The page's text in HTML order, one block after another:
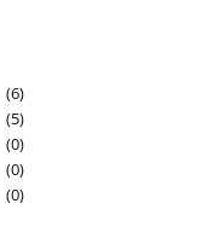
(6)
(5)
(0)
(0)
(0)